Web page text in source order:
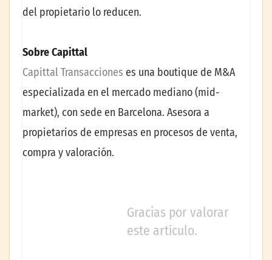
del propietario lo reducen.
Sobre Capittal
Capittal Transacciones es una boutique de M&A
especializada en el mercado mediano (mid-
market), con sede en Barcelona. Asesora a
propietarios de empresas en procesos de venta,
compra y valoración.
Gracias por valorar
este artículo.